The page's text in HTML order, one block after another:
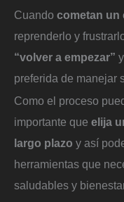
Cuando cometan un
reprenderlo y
“volver a empezar”
preferida de manejar
Como el proceso
importante que elija
largo plazo y así
herramientas que
saludables y